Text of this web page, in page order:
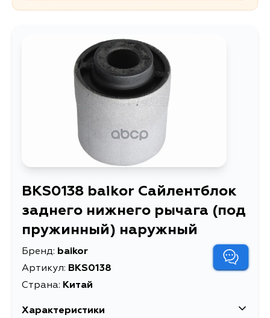
BKS0138 baikor Сайлентблок
заднего нижнего рычага (под
пружинный) наружный
Бренд: baikor
Артикул: BKS0138
Страна: Китай
Характеристики